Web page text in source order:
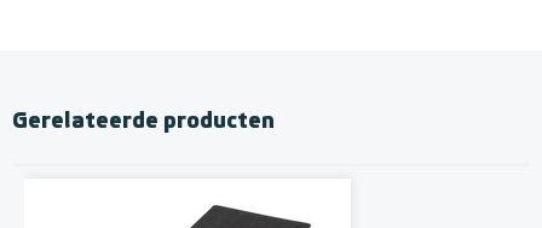
Gerelateerde producten